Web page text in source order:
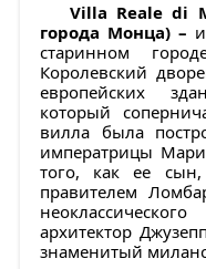
Villa Realedi
города Монца) –
старинном
Королевский
европейских
который
вилла была
императрицы
того, как ее сын,
правителем
архитектор
знаменитый